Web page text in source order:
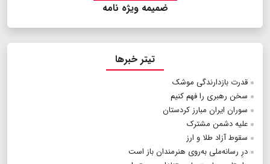
ضمیمه ویژه نامه
تیتر خبرها
قدرت بازدارندگی موشک
سخن رهبری را فهم کنیم
سوران ایران مبارز کردستان
علیه دشمن مشترک
سقوط آزاد طلا و ارز
درِ رسانه‌ملی به‌روی هنرمندان باز است